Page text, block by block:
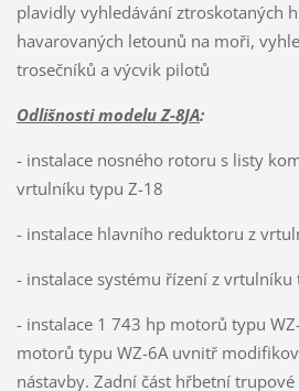
plavidly vyhledávání ztroskotaných
havarovaných letounů na moři,
trosečníků a výcvik pilotů
Odlišnosti modelu Z-8JA:
- instalace nosného rotoru s listy
vrtulníku typu Z-18
- instalace hlavního reduktoru z
- instalace systému řízení z vrtulníku
- instalace 1 743 hp motorů typu
motorů typu WZ-6A uvnitř
nástavby. Zadní část hřbetní